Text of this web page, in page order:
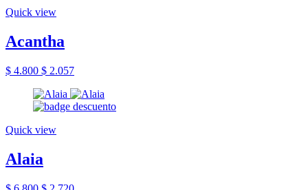
Quick view
Acantha
$ 4.800 $ 2.057
Quick view
Alaia